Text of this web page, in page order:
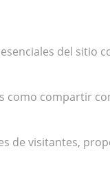
del
como compartir
de visitantes,